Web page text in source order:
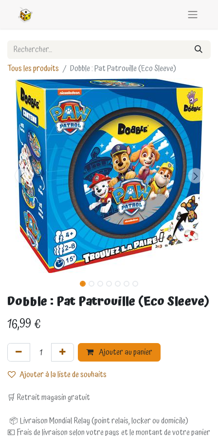
Tous les produits Dobble : Pat Patrouille (Eco Sleeve)
Dobble : Pat Patrouille (Eco Sleeve)
16,99€
Ajouter au panier
Ajouter à la liste de souhaits
🛒 Retrait magasin gratuit
📦 Livraison Mondial Relay (point relais, locker ou domicile)
💶 Frais de livraison selon votre pays et le montant de votre panier